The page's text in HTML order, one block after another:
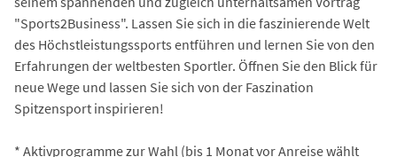
"Sports2Business". Lassen Sie sich in die faszinierende Welt
des Höchstleistungssports entführen und lernen Sie von den
Erfahrungen der weltbesten Sportler. Öffnen Sie den Blick für
neue Wege und lassen Sie sich von der Faszination
Spitzensport inspirieren!
* Aktivprogramme zur Wahl (bis 1 Monat vor Anreise wählt